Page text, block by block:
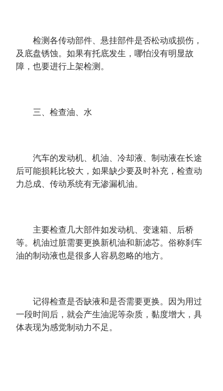
检测各传动部件、悬挂部件是否松动或损伤，
及底盘锈蚀。如果有托底发生，哪怕没有明显故
障，也要进行上架检测。
三、检查油、水
汽车的发动机、机油、冷却液、制动液在长途
后可能损耗比较大，如果缺少要及时补充，检查动
力总成、传动系统有无渗漏机油。
主要检查几大部件如发动机、变速箱、后桥
等。机油过脏需要更换新机油和新滤芯。俗称刹车
油的制动液也是很多人容易忽略的地方。
记得检查是否缺液和是否需要更换。因为用过
一段时间后，就会产生油泥等杂质，黏度增大，具
体表现为感觉制动力不足。